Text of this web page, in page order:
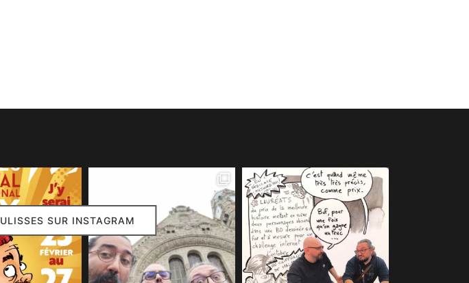
SUR INSTAGRAM